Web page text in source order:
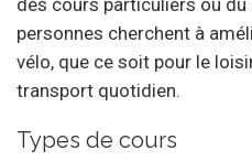
personnes cherchent à
vélo, que ce soit pour le
transport quotidien.
Types de cours